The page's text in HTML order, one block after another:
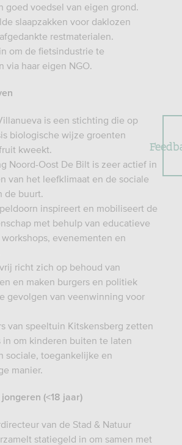
goed voedsel van eigen grond.
slaapzakken voor daklozen
restmaterialen.
om de fietsindustrie te
via haar eigen NGO.
is een stichting die op
biologische wijze groenten
kweekt.
Noord-Oost De Bilt is zeer actief in
van het leefklimaat en de sociale
de buurt.
inspireert en mobiliseert de
met behulp van educatieve
workshops, evenementen en
richt zich op behoud van
en maken burgers en politiek
gevolgen van veenwinning voor
van speeltuin Kitskensberg zetten
in om kinderen buiten te laten
sociale, toegankelijke en
manier.
(<18 jaar)
van de Stad & Natuur
statiegeld in om samen met